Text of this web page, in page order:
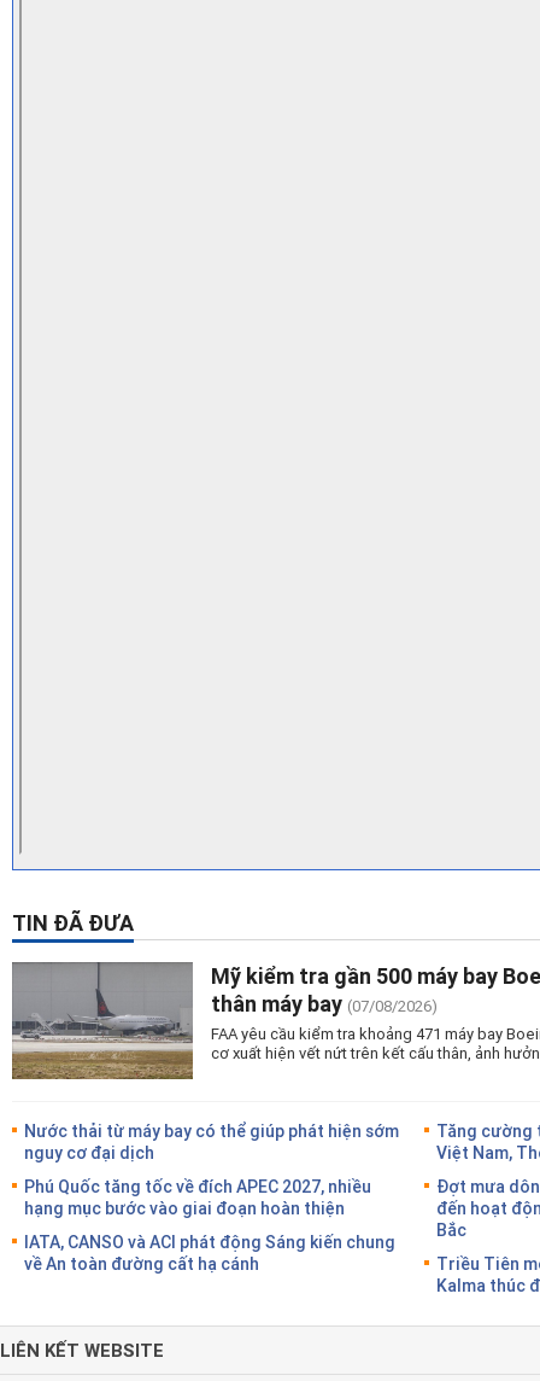
TIN ĐÃ ĐƯA
Mỹ kiểm tra gần 500 máy bay
thân máy bay (07/08/2026)
FAA yêu cầu kiểm tra khoảng 471 máy bay
cơ xuất hiện vết nứt trên kết cấu thân, ảnh
Nước thải từ máy bay có thể giúp phát hiện sớm
nguy cơ đại dịch
Phú Quốc tăng tốc về đích APEC 2027, nhiều
hạng mục bước vào giai đoạn hoàn thiện
IATA, CANSO và ACI phát động Sáng kiến chung
về An toàn đường cất hạ cánh
Tăng cường
Việt Nam,
Đợt mưa
đến hoạt
Bắc
Triều Tiên
Kalma thúc
LIÊN KẾT WEBSITE